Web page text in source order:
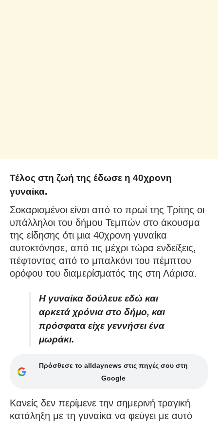
Τέλος στη ζωή της έδωσε η 40χρονη
γυναίκα.
Σοκαρισμένοι είναι από το πρωί της Τρίτης οι
υπάλληλοι του δήμου Τεμπών στο άκουσμα
της είδησης ότι μια 40χρονη γυναίκα
αυτοκτόνησε, από τις μέχρι τώρα ενδείξεις,
πέφτοντας από το μπαλκόνι του πέμπτου
ορόφου του διαμερίσματός της στη Λάρισα.
Η γυναίκα δούλευε εδώ και
αρκετά χρόνια στο δήμο, και
πρόσφατα είχε γεννήσει ένα
μωράκι.
Πρόσθεσε το alldaynews στις πηγές σου στη
Google
Κανείς δεν περίμενε την σημερινή τραγική
κατάληξη με τη γυναίκα να φεύγει με αυτό